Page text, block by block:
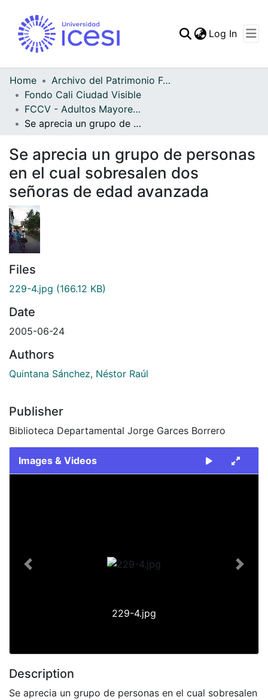
Log In
Home
Archivo del Patrimonio Fotográfico y Fílmico del Valle del Cauca
Fondo Cali Ciudad Visible
FCCV - Adultos Mayores - Patrimonial
Se aprecia un grupo de personas en el cual sobresalen dos señoras de edad avanzada
Se aprecia un grupo de personas
en el cual sobresalen dos
señoras de edad avanzada
Files
229-4.jpg (166.12 KB)
Date
2005-06-24
Authors
Quintana Sánchez, Néstor Raúl
Publisher
Biblioteca Departamental Jorge Garces Borrero
Images & Videos
229-4.jpg
Previous Next
Description
Se aprecia un grupo de personas en el cual sobresalen